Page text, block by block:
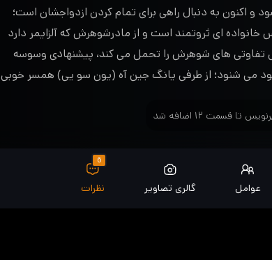
اکنون به دنبال راهی برای تمام کردن ازدواجشان است؛
ای ثروتمند است و از مادرشوهرش که آلزایمر دارد
تفاوتی های شوهرش را تحمل می کند، پیشنهادی وسوسه
می شنود؛ از طرفی یانگ جین آه (یون سو یی) همسر خوبی
او مدام نگران این است که کسی پولش را از او بگیرد…
عوامل گالری تصاویر
6
نظرات